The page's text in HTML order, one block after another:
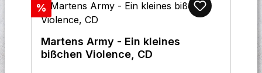
Rabatt
%
Martens Army - Ein kleines
bißchen Violence, CD